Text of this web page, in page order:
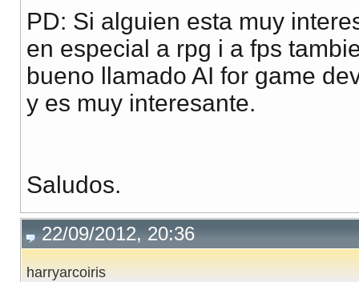
PD: Si alguien esta muy
en especial a rpg i a fps
bueno llamado AI for game
y es muy interesante.
Saludos.
22/09/2012, 20:36
harryarcoiris